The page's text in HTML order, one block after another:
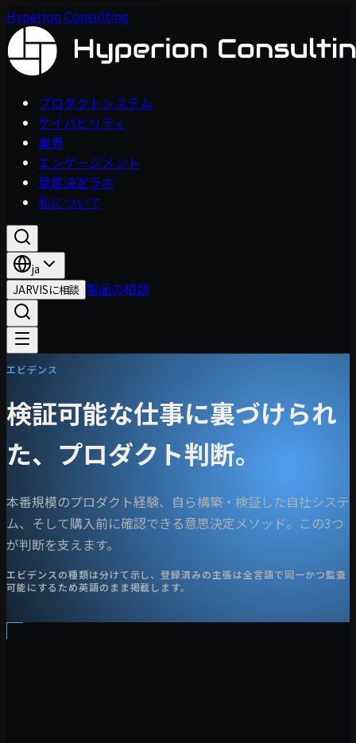
Hyperion Consulting
プロダクトシステム
ケイパビリティ
業界
エンゲージメント
意思決定ラボ
私について
ja
JARVISに相談 製品の相談
エビデンス
検証可能な仕事に裏づけられ
た、プロダクト判断。
本番規模のプロダクト経験、自ら構築・検証した自社システ
ム、そして購入前に確認できる意思決定メソッド。この3つ
が判断を支えます。
エビデンスの種類は分けて示し、登録済みの主張は全言語で同一かつ監査
可能にするため英語のまま掲載します。